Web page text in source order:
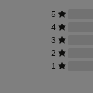
5
4
3
2
1